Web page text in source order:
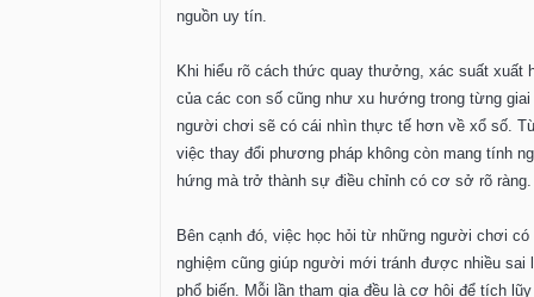
nguồn uy tín.
Khi hiểu rõ cách thức quay thưởng, xác suất xuất
của các con số cũng như xu hướng trong từng giai
người chơi sẽ có cái nhìn thực tế hơn về xổ số.
việc thay đổi phương pháp không còn mang tính
hứng mà trở thành sự điều chỉnh có cơ sở rõ ràng.
Bên cạnh đó, việc học hỏi từ những người chơi có
nghiệm cũng giúp người mới tránh được nhiều sai
phổ biến. Mỗi lần tham gia đều là cơ hội để tích